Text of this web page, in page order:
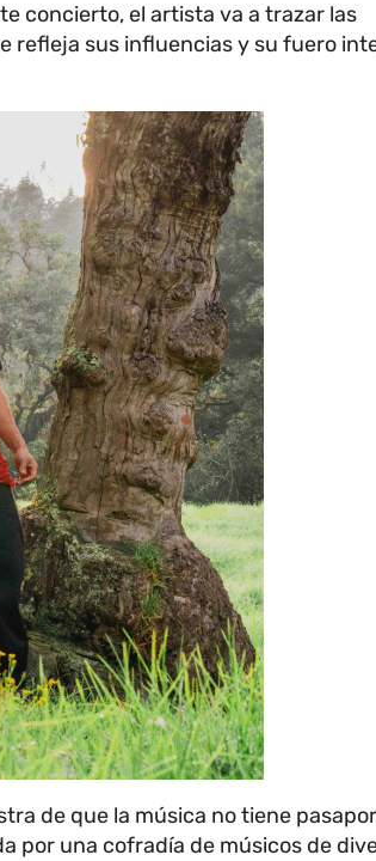
concierto, el artista va a trazar las
refleja sus influencias y su fuero
de que la música no tiene
por una cofradía de músicos de